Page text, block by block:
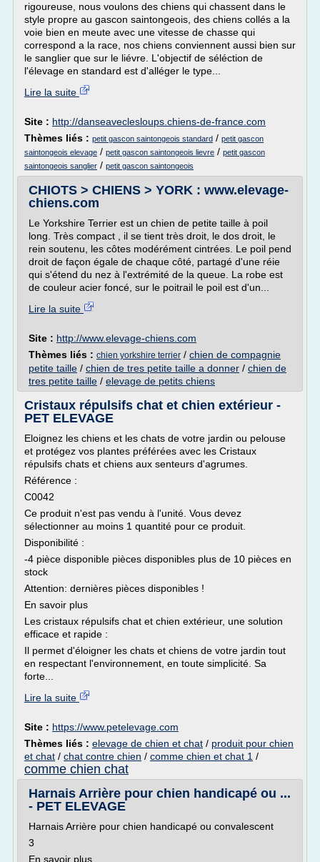
rigoureuse, nous voulons des chiens qui chassent dans le
style propre au gascon saintongeois, des chiens collés a la
voie bien en meute avec une vitesse de chasse qui
correspond a la race, nos chiens conviennent aussi bien sur
le sanglier que sur le liévre. L'objectif de séléction de
l'élevage en standard est d'alléger le type...
Lire la suite
Site : http://danseaveclesloups.chiens-de-france.com
Thèmes liés : petit gascon saintongeois standard / petit gascon
saintongeois elevage / petit gascon saintongeois lievre / petit gascon
saintongeois sanglier / petit gascon saintongeois
CHIOTS > CHIENS > YORK : www.elevage-
chiens.com
Le Yorkshire Terrier est un chien de petite taille à poil
long. Très compact , il se tient très droit, le dos droit, le
rein soutenu, les côtes modérément cintrées. Le poil pend
droit de façon égale de chaque côté, partagé d'une réie
qui s'étend du nez à l'extrémité de la queue. La robe est
de couleur acier foncé, sur le poitrail le poil est d'un...
Lire la suite
Site : http://www.elevage-chiens.com
Thèmes liés : chien yorkshire terrier / chien de compagnie
petite taille / chien de tres petite taille a donner / chien de
tres petite taille / elevage de petits chiens
Cristaux répulsifs chat et chien extérieur -
PET ELEVAGE
Eloignez les chiens et les chats de votre jardin ou pelouse
et protégez vos plantes préférées avec les Cristaux
répulsifs chats et chiens aux senteurs d'agrumes.
Référence :
C0042
Ce produit n'est pas vendu à l'unité. Vous devez
sélectionner au moins 1 quantité pour ce produit.
Disponibilité :
-4 pièce disponible pièces disponibles plus de 10 pièces en
stock
Attention: dernières pièces disponibles !
En savoir plus
Les cristaux répulsifs chat et chien extérieur, une solution
efficace et rapide :
Il permet d'éloigner les chats et chiens de votre jardin tout
en respectant l'environnement, en toute simplicité. Sa
forte...
Lire la suite
Site : https://www.petelevage.com
Thèmes liés : elevage de chien et chat / produit pour chien
et chat / chat contre chien / comme chien et chat 1 /
comme chien chat
Harnais Arrière pour chien handicapé ou ...
- PET ELEVAGE
Harnais Arrière pour chien handicapé ou convalescent
3
En savoir plus